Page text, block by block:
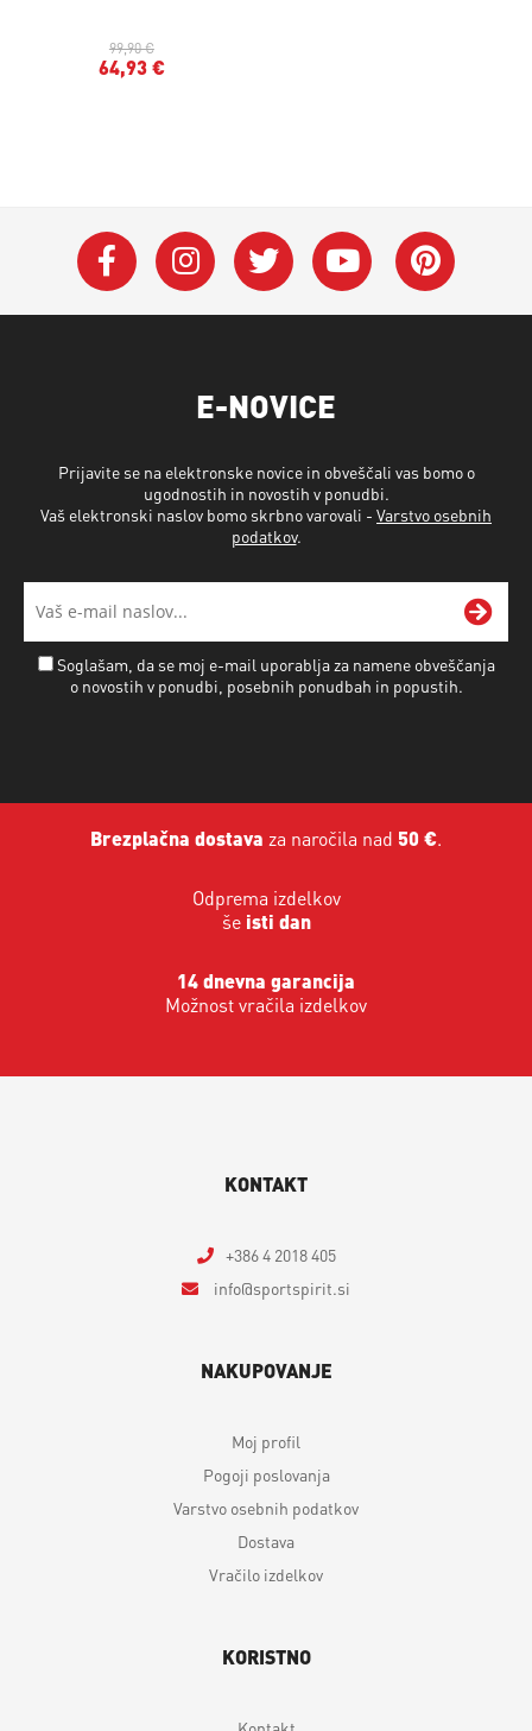
99,90 €
64,93 €
E-NOVICE
Prijavite se na elektronske novice in obveščali vas bomo o
ugodnostih in novostih v ponudbi.
Vaš elektronski naslov bomo skrbno varovali - Varstvo osebnih
podatkov.
Soglašam, da se moj e-mail uporablja za namene obveščanja
o novostih v ponudbi, posebnih ponudbah in popustih.
Brezplačna dostava za naročila nad 50 €.
Odprema izdelkov
še isti dan
14 dnevna garancija
Možnost vračila izdelkov
KONTAKT
+386 4 2018 405
info
sportspirit.si
NAKUPOVANJE
Moj profil
Pogoji poslovanja
Varstvo osebnih podatkov
Dostava
Vračilo izdelkov
KORISTNO